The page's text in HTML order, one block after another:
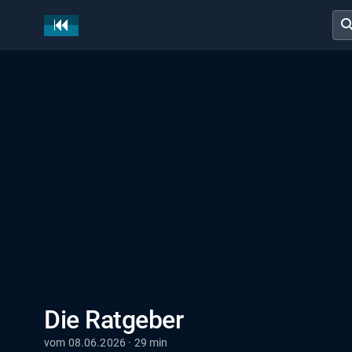
Die Ratgeber
vom 08.06.2026 · 29 min